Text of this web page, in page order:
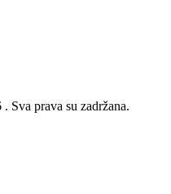
Sva prava su zadržana.